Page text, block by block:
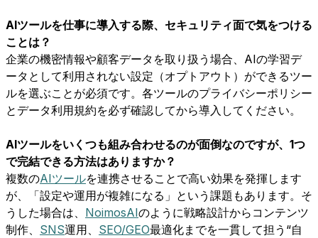
AIツールを仕事に導入する際、セキュリティ面で気をつける
ことは？
企業の機密情報や顧客データを取り扱う場合、AIの学習デ
ータとして利用されない設定（オプトアウト）ができるツー
ルを選ぶことが必須です。各ツールのプライバシーポリシー
とデータ利用規約を必ず確認してから導入してください。
AIツールをいくつも組み合わせるのが面倒なのですが、1つ
で完結できる方法はありますか？
複数のAIツールを連携させることで高い効果を発揮します
が、「設定や運用が複雑になる」という課題もあります。そ
うした場合は、 NoimosAIのように戦略設計からコンテンツ
制作、 SNS運用、 SEO/GEO最適化までを一貫して担う“自